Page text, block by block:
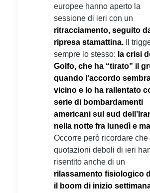
europee hanno aperto la
sessione di ieri con un
ritracciamento, seguito
ripresa stamattina. Il
sempre lo stesso: la crisi
Golfo, che ha “tirato” il
quando l’accordo
vicino e lo ha rallentato
serie di bombardamenti
americani sul sud
nella notte fra lunedì e
Occorre però ricordare che
quotazioni deboli di ieri
risentito anche di un
rilassamento fisiologico
il boom di inizio